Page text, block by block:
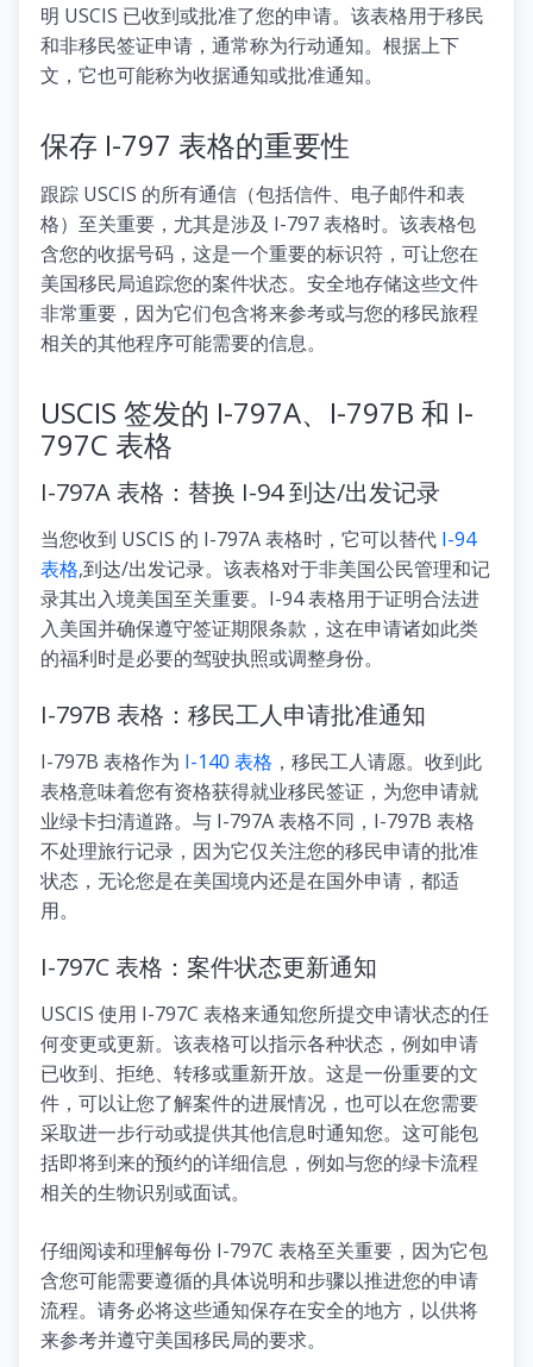
明 USCIS 已收到或批准了您的申请。该表格用于移民
和非移民签证申请，通常称为行动通知。根据上下
文，它也可能称为收据通知或批准通知。
保存 I-797 表格的重要性
跟踪 USCIS 的所有通信（包括信件、电子邮件和表
格）至关重要，尤其是涉及 I-797 表格时。该表格包
含您的收据号码，这是一个重要的标识符，可让您在
美国移民局追踪您的案件状态。安全地存储这些文件
非常重要，因为它们包含将来参考或与您的移民旅程
相关的其他程序可能需要的信息。
USCIS 签发的 I-797A、I-797B 和 I-
797C 表格
I-797A 表格：替换 I-94 到达/出发记录
当您收到 USCIS 的 I-797A 表格时，它可以替代 I-94
表格,到达/出发记录。该表格对于非美国公民管理和记
录其出入境美国至关重要。I-94 表格用于证明合法进
入美国并确保遵守签证期限条款，这在申请诸如此类
的福利时是必要的驾驶执照或调整身份。
I-797B 表格：移民工人申请批准通知
I-797B 表格作为 I-140 表格 ，移民工人请愿。收到此
表格意味着您有资格获得就业移民签证，为您申请就
业绿卡扫清道路。与 I-797A 表格不同，I-797B 表格
不处理旅行记录，因为它仅关注您的移民申请的批准
状态，无论您是在美国境内还是在国外申请，都适
用。
I-797C 表格：案件状态更新通知
USCIS 使用 I-797C 表格来通知您所提交申请状态的任
何变更或更新。该表格可以指示各种状态，例如申请
已收到、拒绝、转移或重新开放。这是一份重要的文
件，可以让您了解案件的进展情况，也可以在您需要
采取进一步行动或提供其他信息时通知您。这可能包
括即将到来的预约的详细信息，例如与您的绿卡流程
相关的生物识别或面试。
仔细阅读和理解每份 I-797C 表格至关重要，因为它包
含您可能需要遵循的具体说明和步骤以推进您的申请
流程。请务必将这些通知保存在安全的地方，以供将
来参考并遵守美国移民局的要求。